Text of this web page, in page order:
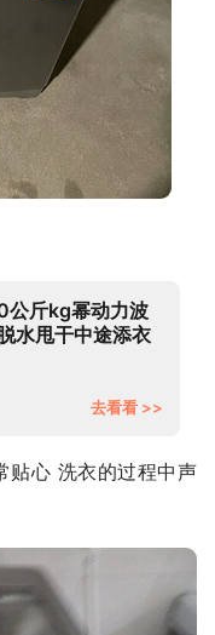
公斤kg幂动力波
水甩干中途添衣
去看看 >>
贴心 洗衣的过程中声